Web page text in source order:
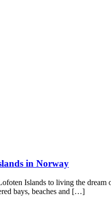
in Norway
Islands to living the
bays, beaches and […]